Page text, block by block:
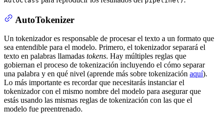
AutoTokenizer
Un tokenizador es responsable de procesar el texto a un formato que
sea entendible para el modelo. Primero, el tokenizador separará el
texto en palabras llamadas tokens. Hay múltiples reglas que
gobiernan el proceso de tokenización incluyendo el cómo separar
una palabra y en qué nivel (aprende más sobre tokenización aquí).
Lo más importante es recordar que necesitarás instanciar el
tokenizador con el mismo nombre del modelo para asegurar que
estás usando las mismas reglas de tokenización con las que el
modelo fue preentrenado.